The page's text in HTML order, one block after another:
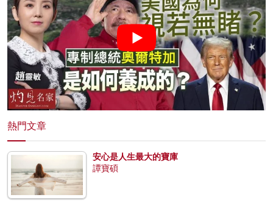
熱門文章
安心是人生最大的寶庫
譚寶碩